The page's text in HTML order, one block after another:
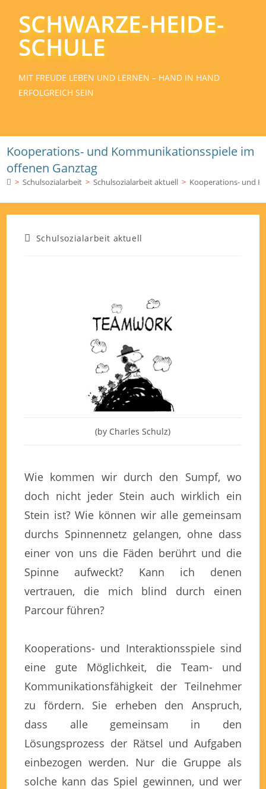
SCHWARZE-HEIDE-
SCHULE
MIT FREUDE LEBEN UND LERNEN – HAND IN HAND
ERFOLGREICH SEIN
Kooperations- und Kommunikationsspiele im
offenen Ganztag
> Schulsozialarbeit > Schulsozialarbeit aktuell > Kooperations- und
Schulsozialarbeit aktuell
(by Charles Schulz)
Wie kommen wir durch den Sumpf, wo
doch nicht jeder Stein auch wirklich ein
Stein ist? Wie können wir alle gemeinsam
durchs Spinnennetz gelangen, ohne dass
einer von uns die Fäden berührt und die
Spinne aufweckt? Kann ich denen
vertrauen, die mich blind durch einen
Parcour führen?
Kooperations- und Interaktionsspiele sind
eine gute Möglichkeit, die Team- und
Kommunikationsfähigkeit der Teilnehmer
zu fördern. Sie erheben den Anspruch,
dass alle gemeinsam in den
Lösungsprozess der Rätsel und Aufgaben
einbezogen werden. Nur die Gruppe als
solche kann das Spiel gewinnen, und wer